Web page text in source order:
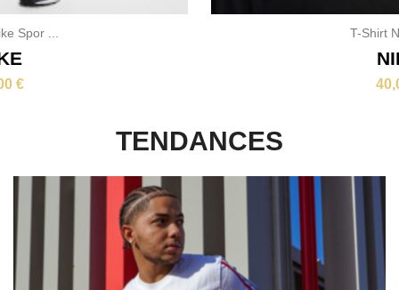
Spor ...
€
T-Shirt
TENDANCES